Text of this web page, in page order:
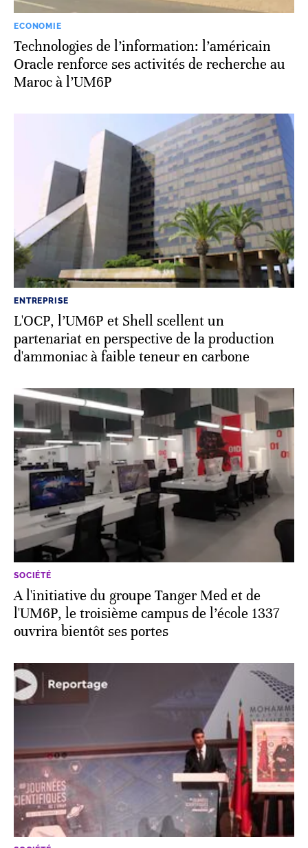
ECONOMIE
Technologies de l’information: l’américain
Oracle renforce ses activités de recherche au
Maroc à l’UM6P
ENTREPRISE
L'OCP, l’UM6P et Shell scellent un
partenariat en perspective de la production
d'ammoniac à faible teneur en carbone
SOCIÉTÉ
A l'initiative du groupe Tanger Med et de
l'UM6P, le troisième campus de l’école 1337
ouvrira bientôt ses portes